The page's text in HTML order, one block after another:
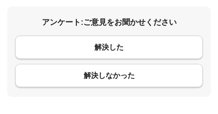
アンケート:ご意見をお聞かせください
解決した
解決しなかった
コメント